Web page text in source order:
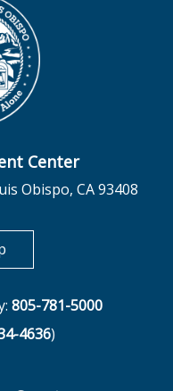
Center
Obispo, CA 93408
opens in new tab
805-781-5000
4636)